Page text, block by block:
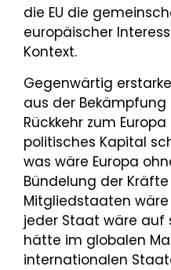
die EU die
europäischer
Kontext.
Gegenwärtig
aus der Bekämpfung
Rückkehr zum
politisches Kapital
was wäre Europa
Bündelung der Kräfte
Mitgliedstaaten
jeder Staat wäre auf
hätte im globalen
internationalen